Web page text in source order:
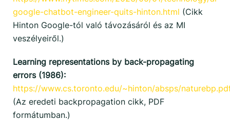
google-chatbot-engineer-quits-hinton.html (Cikk
Hinton Google-tól való távozásáról és az MI
veszélyeiről.)
Learning representations by back-propagating
errors (1986):
https://www.cs.toronto.edu/~hinton/absps/
(Az eredeti backpropagation cikk, PDF
formátumban.)